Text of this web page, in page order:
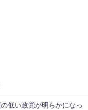
低い政党が明らかになっ